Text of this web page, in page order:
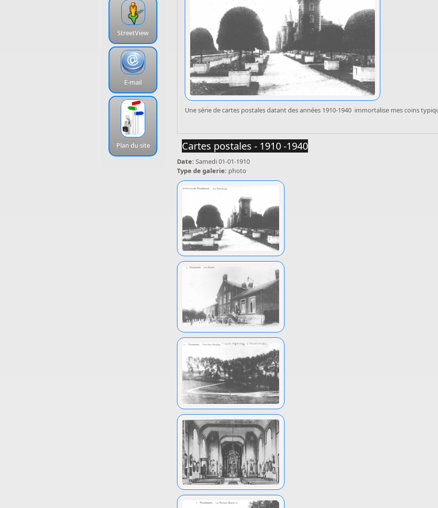
StreetView
E-mail
Plan du site
Une série de cartes postales datant des années 1910-1940 immortalise mes coins
Cartes postales - 1910 -1940
Date: Samedi 01-01-1910
Type de galerie: photo